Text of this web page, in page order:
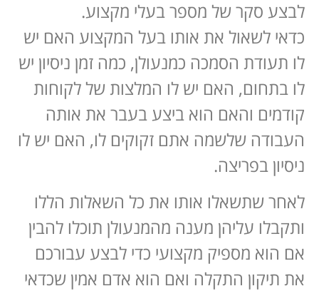
לבצע סקר של מספר בעלי מקצוע.
כדאי לשאול את אותו בעל המקצוע האם יש
לו תעודת הסמכה כמנעולן, כמה זמן ניסיון יש
לו בתחום, האם יש לו המלצות של לקוחות
קודמים והאם הוא ביצע בעבר את אותה
העבודה שלשמה אתם זקוקים לו, האם יש לו
ניסיון בפריצה.
לאחר שתשאלו אותו את כל השאלות הללו
ותקבלו עליהן מענה מהמנעולן תוכלו להבין
אם הוא מספיק מקצועי כדי לבצע עבורכם
את תיקון התקלה ואם הוא אדם אמין שכדאי